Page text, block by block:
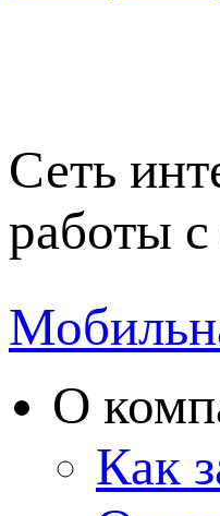
Сеть
работы
О
Как